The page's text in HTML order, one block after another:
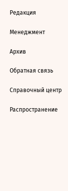
Редакция
Менеджмент
Архив
Обратная связь
Справочный центр
Распространение